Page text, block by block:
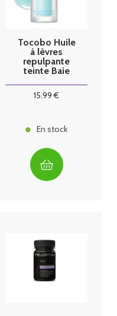
Tocobo Huile
à lèvres
repulpante
teinte Baie
15.99 €
En stock